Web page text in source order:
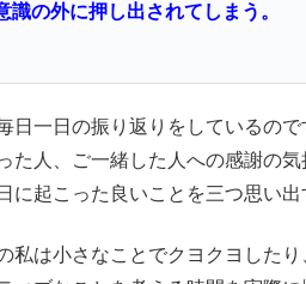
識の外に押し出されてしまう。
日一日の振り返りをしているので
た人、ご一緒した人への感謝の気
に起こった良いことを三つ思い出
私は小さなことでクヨクヨした